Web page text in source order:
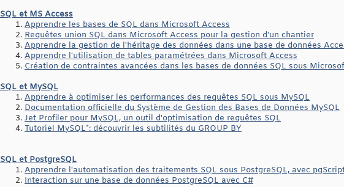
SQL et MS Access
Apprendre les bases de SQL dans Microsoft Access
Requêtes union SQL dans Microsoft Access pour la gestion d'un chantier
Apprendre la gestion de l'héritage des données dans une base de données
Apprendre l'utilisation de tables paramétrées dans Microsoft Access
Création de contraintes avancées dans les bases de données SQL sous
SQL et MySQL
Apprendre à optimiser les performances des requêtes SQL sous MySQL
Documentation officielle du Système de Gestion des Bases de Données MySQL
Jet Profiler pour MySQL, un outil d'optimisation de requêtes SQL
Tutoriel MySQL*: découvrir les subtilités du GROUP BY
SQL et PostgreSQL
Apprendre l'automatisation des traitements SQL sous PostgreSQL, avec
Interaction sur une base de données PostgreSQL avec C#